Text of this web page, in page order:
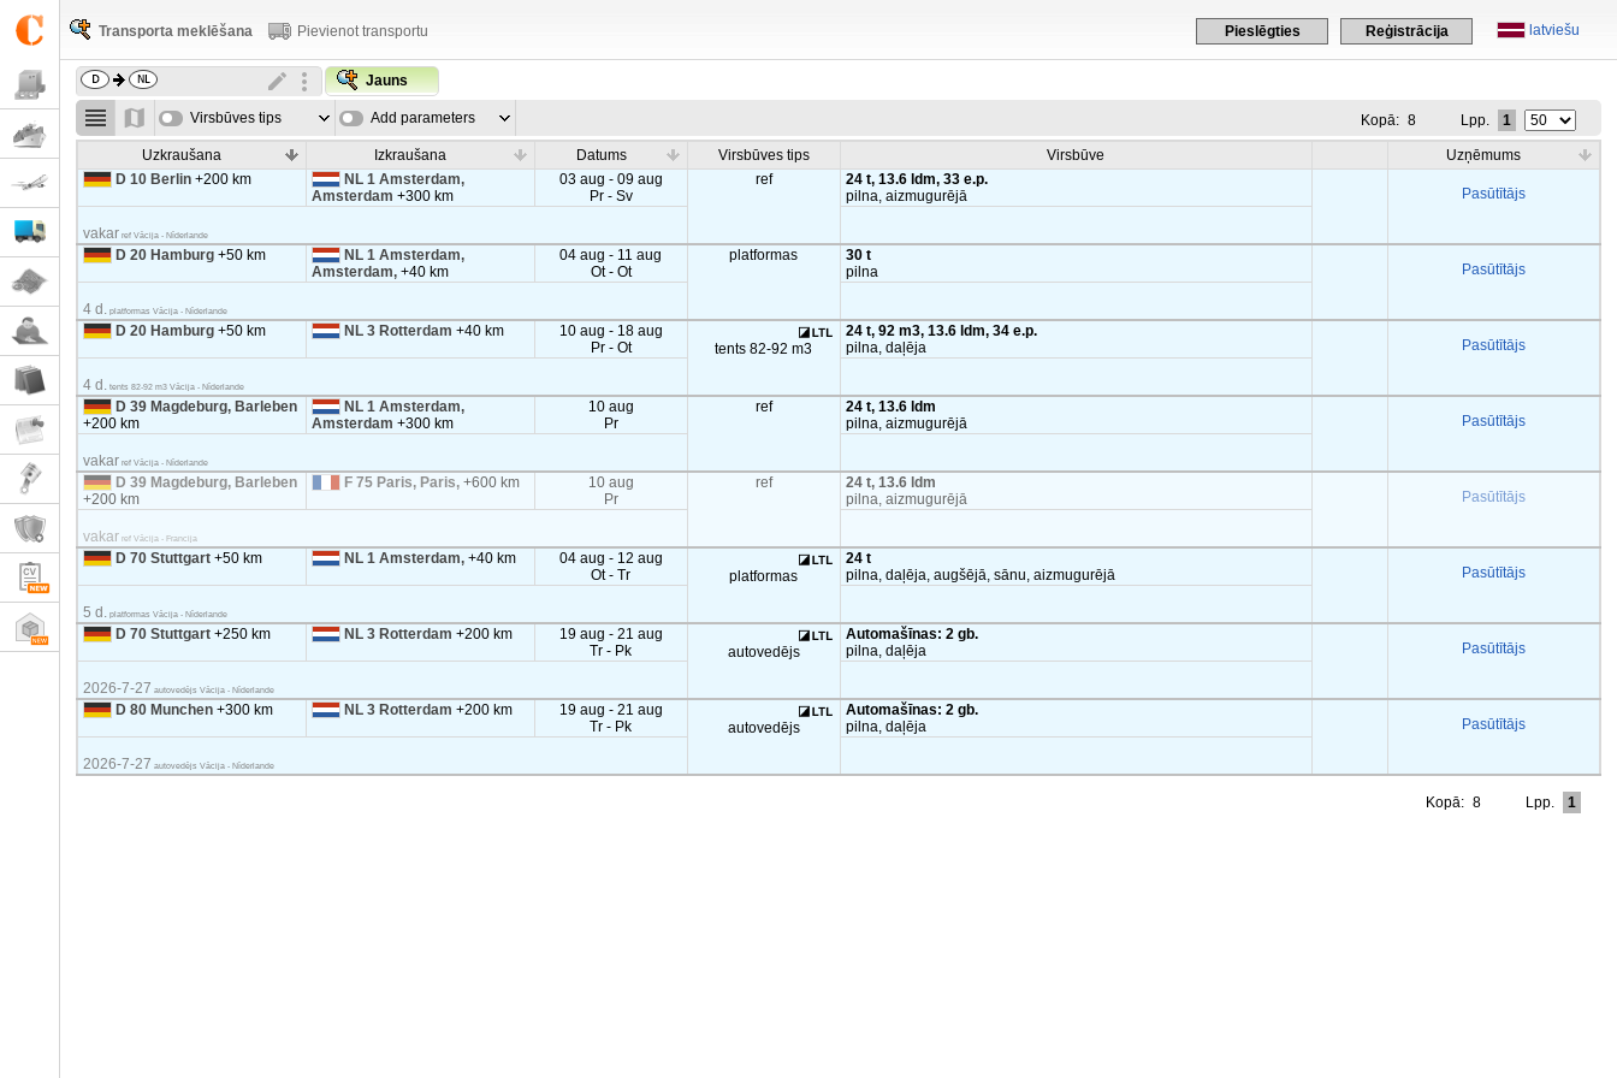
latviešu
Pieslēgties Reģistrācija
Transporta meklēšana Pievienot transportu
Jauns
Virsbūves tips Add parameters Kopā: 8 Lpp. 1
Uzkraušana Izkraušana Datums Virsbūves tips Virsbūve
Uzņēmums
D 10 Berlin +200 km
NL 1 Amsterdam,
Amsterdam +300 km
03 aug - 09 aug
Pr - Sv
ref
24 t, 13.6 ldm, 33 e.p.
pilna, aizmugurējā
Pasūtītājs
vakar ref Vācija - Nīderlande
D 20 Hamburg +50 km
NL 1 Amsterdam,
Amsterdam, +40 km
04 aug - 11 aug
Ot - Ot
platformas
30 t
pilna
Pasūtītājs
4 d. platformas Vācija - Nīderlande
D 20 Hamburg +50 km NL 3 Rotterdam +40 km
10 aug - 18 aug
Pr - Ot
tents 82-92 m3
24 t, 92 m3, 13.6 ldm, 34 e.p.
pilna, daļēja
Pasūtītājs
4 d. tents 82-92 m3 Vācija - Nīderlande
D 39 Magdeburg, Barleben
+200 km
NL 1 Amsterdam,
Amsterdam +300 km
10 aug
Pr
ref
24 t, 13.6 ldm
pilna, aizmugurējā
Pasūtītājs
vakar ref Vācija - Nīderlande
D 39 Magdeburg, Barleben
+200 km
F 75 Paris, Paris, +600 km
10 aug
Pr
ref
24 t, 13.6 ldm
pilna, aizmugurējā
Pasūtītājs
vakar ref Vācija - Francija
D 70 Stuttgart +50 km NL 1 Amsterdam, +40 km
04 aug - 12 aug
Ot - Tr
platformas
24 t
pilna, daļēja, augšējā, sānu, aizmugurējā
Pasūtītājs
5 d. platformas Vācija - Nīderlande
D 70 Stuttgart +250 km NL 3 Rotterdam +200 km
19 aug - 21 aug
Tr - Pk
autovedējs
Automašīnas: 2 gb.
pilna, daļēja
Pasūtītājs
2026-7-27 autovedējs Vācija - Nīderlande
D 80 Munchen +300 km NL 3 Rotterdam +200 km
19 aug - 21 aug
Tr - Pk
autovedējs
Automašīnas: 2 gb.
pilna, daļēja
Pasūtītājs
2026-7-27 autovedējs Vācija - Nīderlande
Kopā: 8 Lpp. 1